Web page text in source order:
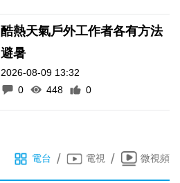
酷熱天氣戶外工作者各有方法
避暑
2026-08-09 13:32
0
448 0
電台 / 電視 / 微視頻